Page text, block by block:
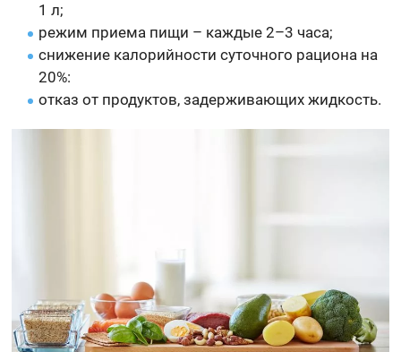
1 л;
режим приема пищи – каждые 2–3 часа;
снижение калорийности суточного рациона на
20%:
отказ от продуктов, задерживающих жидкость.